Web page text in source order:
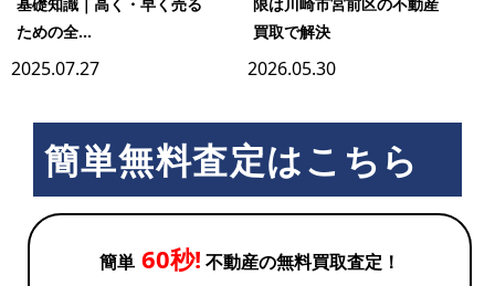
ための全...
2025.07.27
買取で解決
2026.05.30
簡単無料査定はこちら
簡単 60秒! 不動産の無料買取査定！